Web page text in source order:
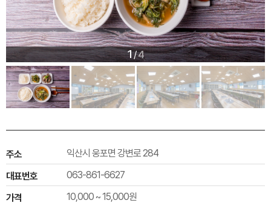
1/4
주소
익산시 웅포면 강변로 284
대표번호
063-861-6627
가격
10,000 ~ 15,000원